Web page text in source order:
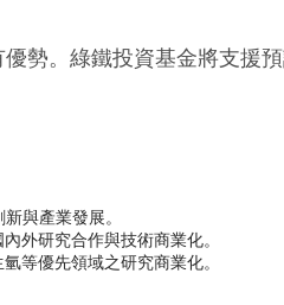
勢。綠鐵投資基金將支援
與產業發展。
外研究合作與技術商業化。
等優先領域之研究商業化。